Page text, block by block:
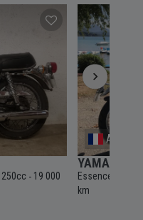
250cc - 19 000
Annecy
YAMAHA
Essence
km